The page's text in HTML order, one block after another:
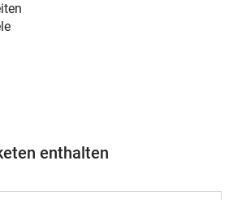
enthalten